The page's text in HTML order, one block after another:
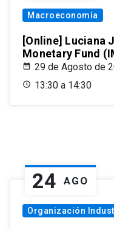
Macroeconomía
[Online] Luciana
Monetary Fund
29 de Agosto de
13:30 a 14:30
24 AGO
Organización